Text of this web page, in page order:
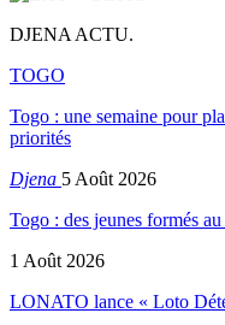
DJENA ACTU.
TOGO
Togo : une semaine pour
priorités
Djena 5 Août 2026
Togo : des jeunes formés
1 Août 2026
LONATO lance « Loto